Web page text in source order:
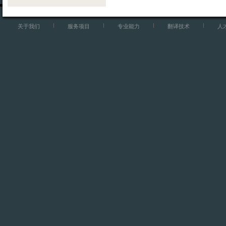
关于我们 服务项目 专业能力 翻译技术 人